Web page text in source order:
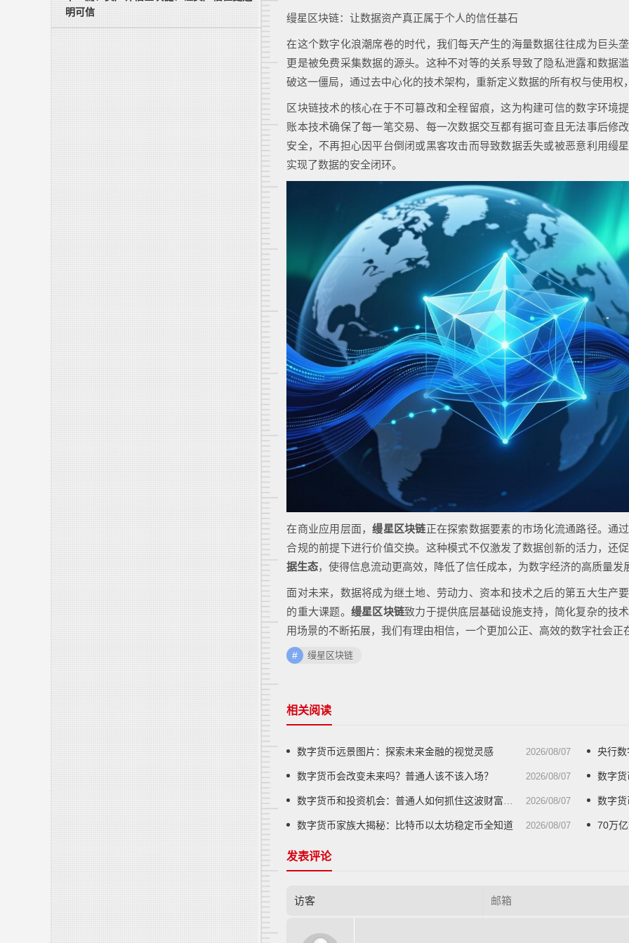
明可信
缦星区块链：让数据资产真正属于个人的信任基石
在这个数字化浪潮席卷的时代，我们每天产生的海量数据往往成为巨头
更是被免费采集数据的源头。这种不对等的关系导致了隐私泄露和数据
破这一僵局，通过去中心化的技术架构，重新定义数据的所有权与使用
区块链技术的核心在于不可篡改和全程留痕，这为构建可信的数字环境
账本技术确保了每一笔交易、每一次数据交互都有据可查且无法事后修
安全，不再担心因平台倒闭或黑客攻击而导致数据丢失或被恶意利用缦
实现了数据的安全闭环。
在商业应用层面，缦星区块链正在探索数据要素的市场化流通路径。通
合规的前提下进行价值交换。这种模式不仅激发了数据创新的活力，还
据生态，使得信息流动更高效，降低了信任成本，为数字经济的高质量发
面对未来，数据将成为继土地、劳动力、资本和技术之后的第五大生产
的重大课题。 缦星区块链致力于提供底层基础设施支持，简化复杂的技
用场景的不断拓展，我们有理由相信，一个更加公正、高效的数字社会正
缦星区块链
相关阅读
2026/08/07
数字货币远景图片：探索未来金融的视觉灵感 央行数
2026/08/07
数字货币会改变未来吗？普通人该不该入场？ 数字
2026/08/07
数字货币和投资机会：普通人如何抓住这波财富浪潮 数字货
2026/08/07
数字货币家族大揭秘：比特币以太坊稳定币全知道 70万
发表评论